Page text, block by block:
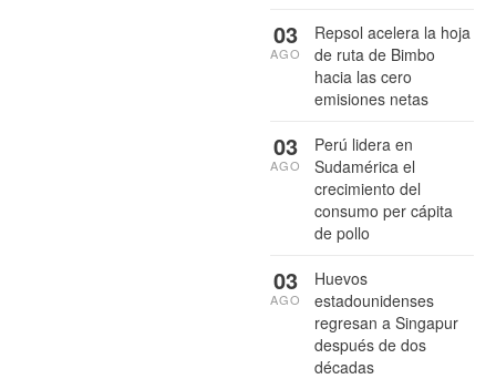
Repsol acelera la hoja
de ruta de Bimbo
hacia las cero
emisiones netas
03
AGO
Perú lidera en
Sudamérica el
crecimiento del
consumo per cápita
de pollo
03
AGO
Huevos
estadounidenses
regresan a Singapur
después de dos
décadas
03
AGO